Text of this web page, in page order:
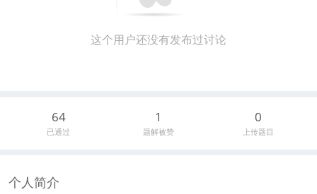
这个用户还没有发布过讨论
64
已通过
1
题解被赞
0
上传题目
个人简介